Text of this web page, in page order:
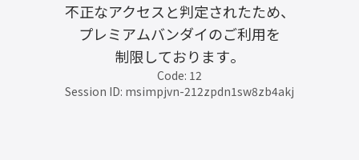
不正なアクセスと判定されたため、
プレミアムバンダイのご利用を
制限しております。
Code: 12
Session ID: msimpjvn-212zpdn1sw8zb4akj